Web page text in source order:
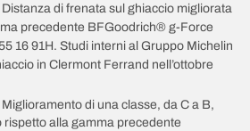
di frenata sul ghiaccio migliorata
precedente BFGoodrich® g-Force
16 91H. Studi interni al Gruppo Michelin
in Clermont Ferrand nell’ottobre
di una classe, da C a B,
rispetto alla gamma precedente